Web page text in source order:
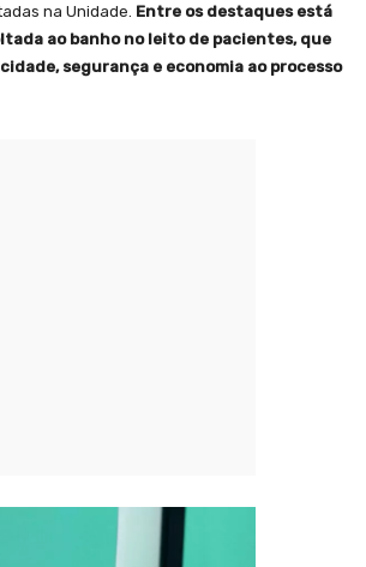
na Unidade. Entre os destaques está
ao banho no leito de pacientes, que
segurança e economia ao processo